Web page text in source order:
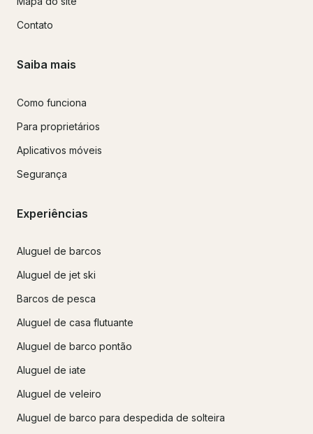
Contato
Saiba mais
Como funciona
Para proprietários
Aplicativos móveis
Segurança
Experiências
Aluguel de barcos
Aluguel de jet ski
Barcos de pesca
Aluguel de casa flutuante
Aluguel de barco pontão
Aluguel de iate
Aluguel de veleiro
Aluguel de barco para despedida de solteira